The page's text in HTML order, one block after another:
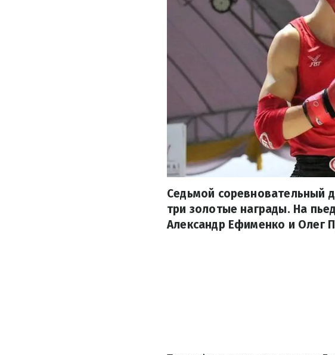
Седьмой соревновательный
три золотые награды. На
Александр Ефименко и Олег